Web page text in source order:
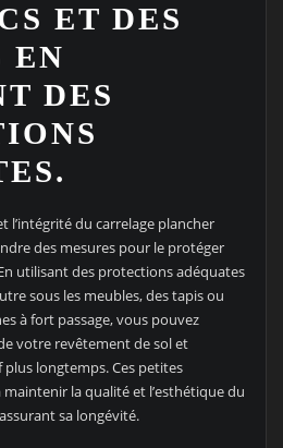
ET DES
EN
DES
l’intégrité du carrelage plancher
des mesures pour le protéger
utilisant des protections adéquates
sous les meubles, des tapis ou
à fort passage, vous pouvez
votre revêtement de sol et
longtemps. Ces petites
la qualité et l’esthétique du
sa longévité.